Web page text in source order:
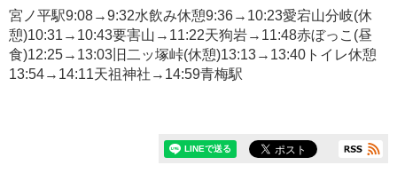
宮ノ平駅9:08→9:32水飲み休憩9:36→10:23愛宕山分岐(休
憩)10:31→10:43要害山→11:22天狗岩→11:48赤ぼっこ(昼
食)12:25→13:03旧二ッ塚峠(休憩)13:13→13:40トイレ休憩
13:54→14:11天祖神社→14:59青梅駅